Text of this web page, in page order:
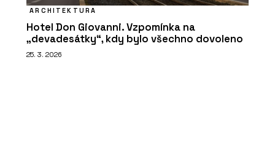
ARCHITEKTURA
Hotel Don Giovanni. Vzpomínka na
„devadesátky“, kdy bylo všechno dovoleno
25. 3. 2026